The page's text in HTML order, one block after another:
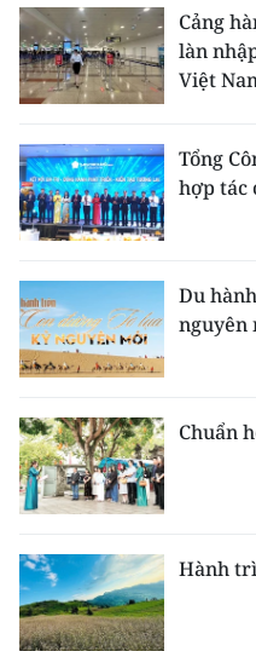
Cảng
làn
Việt
Tổng
hợp tác
Du
nguyên
Chuẩn
Hành